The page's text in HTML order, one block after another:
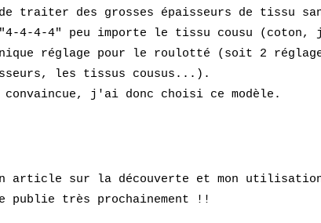
de traiter des grosses épaisseurs de tissu
"4-4-4-4"
peu importe le tissu cousu
réglage pour le roulotté (soit 2
les tissus cousus...) .
j'ai donc choisi ce modèle.
article sur la découverte et mon
publie très prochainement !!